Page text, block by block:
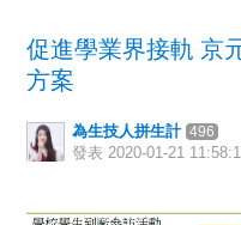
促進學業界接軌 京
方案
為生技人拼生計 496
發表2020-01-21